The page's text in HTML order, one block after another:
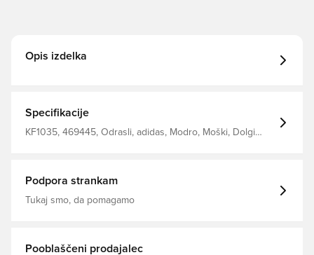
Opis izdelka
Specifikacije
KF1035, 469445, Odrasli, adidas, Modro, Moški, Dolgi
Podpora strankam
Tukaj smo, da pomagamo
Pooblaščeni prodajalec